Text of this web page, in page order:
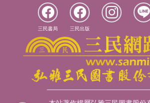
三民書局 三民出版